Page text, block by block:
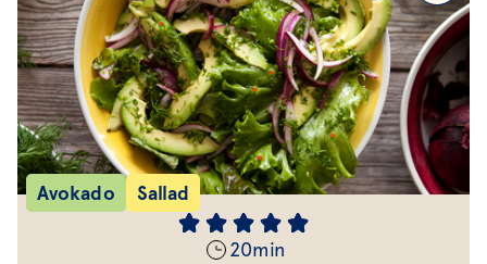
Avokado Sallad
20min